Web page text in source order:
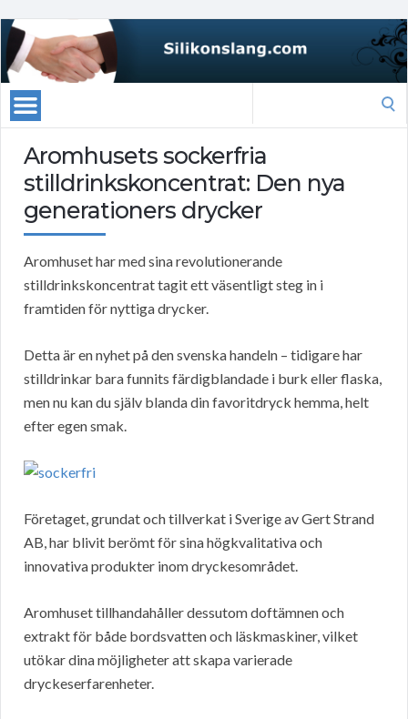
Aromhusets sockerfria
stilldrinkskoncentrat: Den nya
generationers drycker
Aromhuset har med sina revolutionerande
stilldrinkskoncentrat tagit ett väsentligt steg in i
framtiden för nyttiga drycker.
Detta är en nyhet på den svenska handeln – tidigare har
stilldrinkar bara funnits färdigblandade i burk eller flaska,
men nu kan du själv blanda din favoritdryck hemma, helt
efter egen smak.
Företaget, grundat och tillverkat i Sverige av Gert Strand
AB, har blivit berömt för sina högkvalitativa och
innovativa produkter inom dryckesområdet.
Aromhuset tillhandahåller dessutom doftämnen och
extrakt för både bordsvatten och läskmaskiner, vilket
utökar dina möjligheter att skapa varierade
dryckeserfarenheter.